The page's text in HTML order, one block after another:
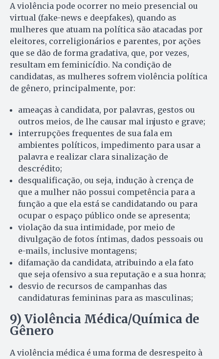
A violência pode ocorrer no meio presencial ou
virtual (fake-news e deepfakes), quando as
mulheres que atuam na política são atacadas por
eleitores, correligionários e parentes, por ações
que se dão de forma gradativa, que, por vezes,
resultam em feminicídio. Na condição de
candidatas, as mulheres sofrem violência política
de gênero, principalmente, por:
ameaças à candidata, por palavras, gestos ou
outros meios, de lhe causar mal injusto e grave;
interrupções frequentes de sua fala em
ambientes políticos, impedimento para usar a
palavra e realizar clara sinalização de
descrédito;
desqualificação, ou seja, indução à crença de
que a mulher não possui competência para a
função a que ela está se candidatando ou para
ocupar o espaço público onde se apresenta;
violação da sua intimidade, por meio de
divulgação de fotos íntimas, dados pessoais ou
e-mails, inclusive montagens;
difamação da candidata, atribuindo a ela fato
que seja ofensivo a sua reputação e a sua honra;
desvio de recursos de campanhas das
candidaturas femininas para as masculinas;
9) Violência Médica/Química de
Gênero
A violência médica é uma forma de desrespeito à